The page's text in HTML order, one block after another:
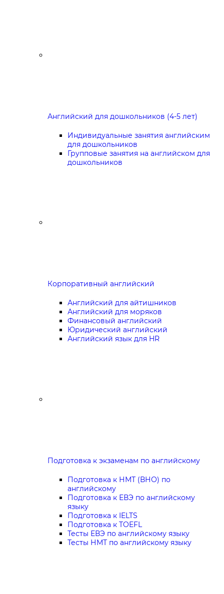
Английский для дошкольников (4-5 лет)
Индивидуальные занятия английским
для дошкольников
Групповые занятия на английском для
дошкольников
Корпоративный английский
Английский для айтишников
Английский для моряков
Финансовый английский
Юридический английский
Английский язык для HR
Подготовка к экзаменам по английскому
Подготовка к НМТ (ВНО) по
английскому
Подготовка к ЕВЭ по английскому
языку
Подготовка к IELTS
Подготовка к TOEFL
Тесты ЕВЭ по английскому языку
Тесты НМТ по английскому языку